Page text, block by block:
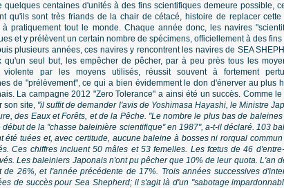
quelques centaines d'unités à des fins scientifiques demeure possible,
qu'ils sont très friands de la chair de cétacé, histoire de replacer
à pratiquement tout le monde. Chaque année donc, les navires
et y prélèvent un certain nombre de spécimens, officiellement à des fins
plusieurs années, ces navires y rencontrent les navires de SEA
qu'un seul but, les empêcher de pêcher, par à peu près tous les
violente par les moyens utilisés, réussit souvent à fortement
de "prélèvement", ce qui a bien évidemment le don d'énerver au plus
La campagne 2012 "Zero Tolerance" a ainsi été un succès. Comme
son site, "il suffit de demander l'avis de Yoshimasa Hayashi, le Ministre
des Eaux et Forêts, et de la Pêche. "Le nombre le plus bas de
début de la ''chasse baleinière scientifique'' en 1987", a-t-il déclaré. 103
été tuées et, avec certitude, aucune baleine à bosses ni rorqual
Ces chiffres incluent 50 mâles et 53 femelles. Les fœtus de 46
Les baleiniers Japonais n'ont pu pêcher que 10% de leur quota. L'an
de 26%, et l'année précédente de 17%. Trois années successives
de succès pour Sea Shepherd; il s'agit là d'un "sabotage